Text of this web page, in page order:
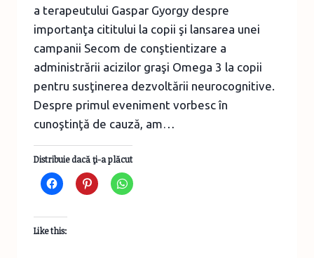
a terapeutului Gaspar Gyorgy despre
importanţa cititului la copii şi lansarea unei
campanii Secom de conştientizare a
administrării acizilor graşi Omega 3 la copii
pentru susţinerea dezvoltării neurocognitive.
Despre primul eveniment vorbesc în
cunoştinţă de cauză, am…
Distribuie dacă ţi-a plăcut
Like this: